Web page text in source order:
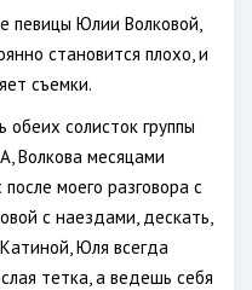
певицы Юлии Волковой,
становится плохо, и
съемки.
обеих солисток группы
Волкова месяцами
моего разговора с
с наездами, дескать,
Юля всегда
тетка, а ведешь себя